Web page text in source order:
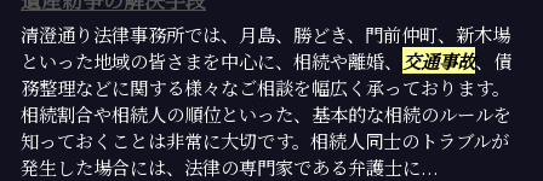
清澄通り法律事務所では、月島、勝どき、門前仲町、新木場
といった地域の皆さまを中心に、相続や離婚、
交通事故、債
務整理などに関する様々なご相談を幅広く承っております。
相続割合や相続人の順位といった、基本的な相続のルールを
知っておくことは非常に大切です。相続人同士のトラブルが
発生した場合には、法律の専門家である弁護士に...